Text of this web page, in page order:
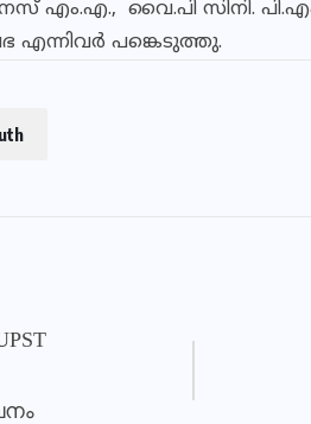
എം.എ., വൈ.പി സിനി.
എന്നിവർ പങ്കെടുത്തു.